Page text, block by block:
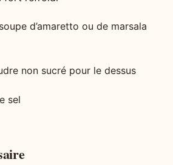
d’amaretto ou de marsala
non sucré pour le dessus
sel